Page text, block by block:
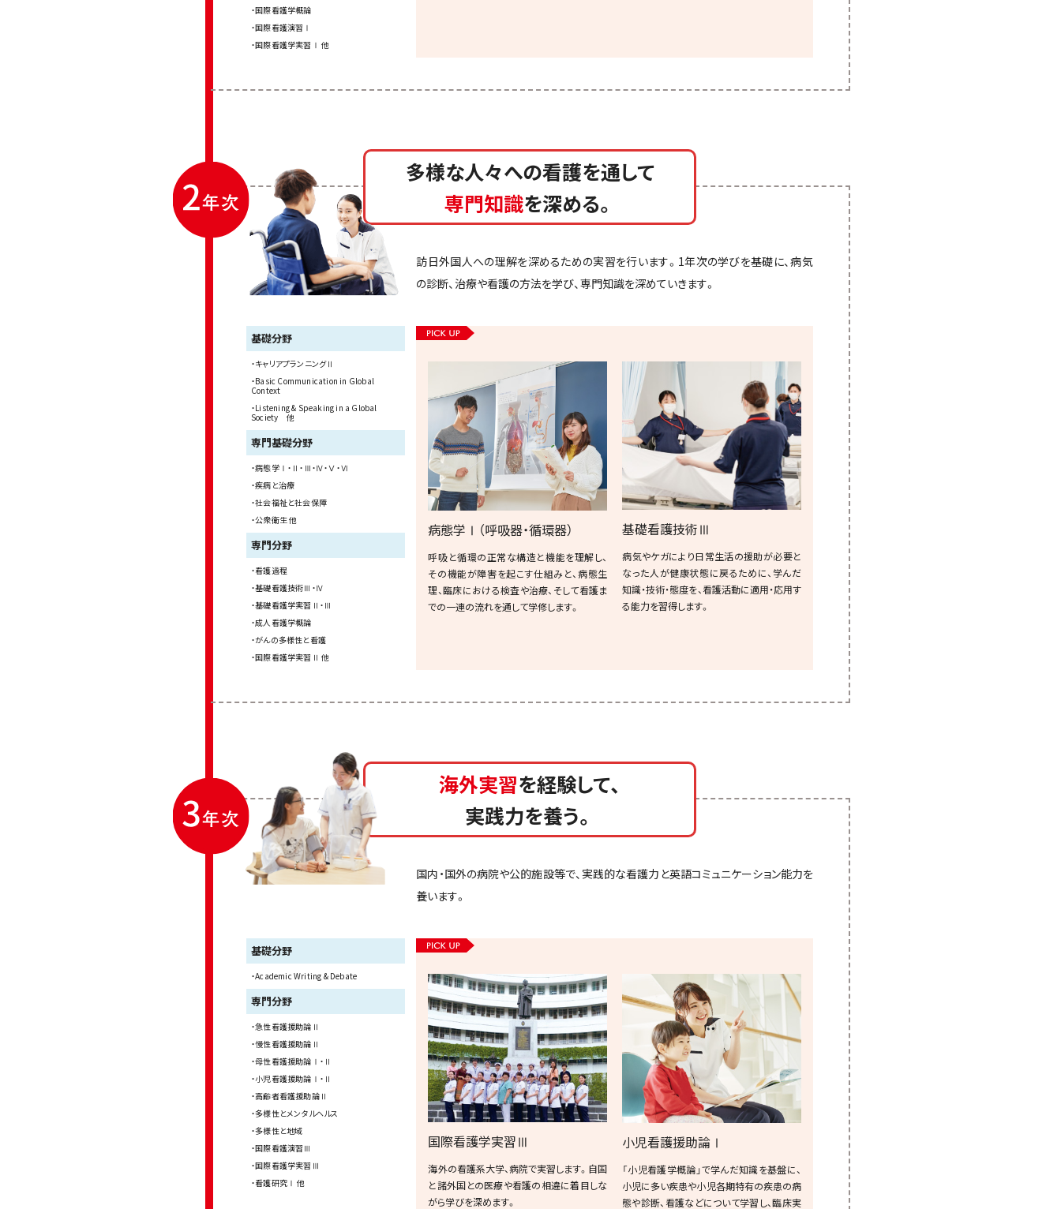
国際看護学概論
国際看護演習Ⅰ
国際看護学実習Ⅰ 他
多様な人々への看護を通して
専門知識を深める。
訪日外国人への理解を深めるための実習を行います。1年次の学びを基礎に、病気
の診断、治療や看護の方法を学び、専門知識を深めていきます。
基礎分野
キャリアプランニングⅡ
Basic Communication in Global
Context
Listening & Speaking in a Global
Society 他
専門基礎分野
病態学Ⅰ・Ⅱ・Ⅲ・Ⅳ・Ⅴ・Ⅵ
疾病と治療
社会福祉と社会保障
公衆衛生 他
専門分野
看護過程
基礎看護技術Ⅲ・Ⅳ
基礎看護学実習Ⅱ・Ⅲ
成人看護学概論
がんの多様性と看護
国際看護学実習Ⅱ 他
病態学Ⅰ （呼吸器・循環器）
呼吸と循環の正常な構造と機能を理解し、
その機能が障害を起こす仕組みと、病態生
理、臨床における検査や治療、そして看護ま
での一連の流れを通して学修します。
基礎看護技術Ⅲ
病気やケガにより日常生活の援助が必要と
なった人が健康状態に戻るために、学んだ
知識・技術・態度を、看護活動に適用・応用す
る能力を習得します。
海外実習を経験して、
実践力を養う。
国内・国外の病院や公的施設等で、実践的な看護力と英語コミュニケーション能力を
養います。
基礎分野
Academic Writing & Debate
専門分野
急性看護援助論Ⅱ
慢性看護援助論Ⅱ
母性看護援助論Ⅰ・Ⅱ
小児看護援助論Ⅰ・Ⅱ
高齢者看護援助論Ⅱ
多様性とメンタルヘルス
多様性と地域
国際看護演習Ⅲ
国際看護学実習Ⅲ
看護研究Ⅰ 他
国際看護学実習Ⅲ
海外の看護系大学、病院で実習します。自国
と諸外国との医療や看護の相違に着目しな
がら学びを深めます。
小児看護援助論Ⅰ
「小児看護学概論」で学んだ知識を基盤に、
小児に多い疾患や小児各期特有の疾患の病
態や診断、看護などについて学習し、臨床実